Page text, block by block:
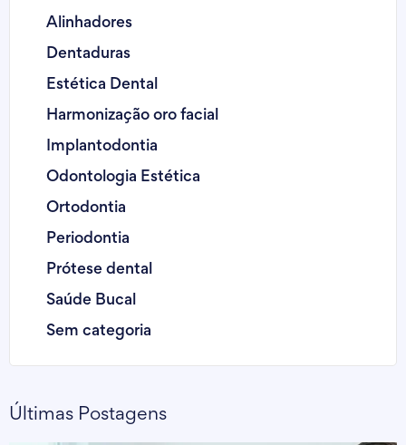
Alinhadores
Dentaduras
Estética Dental
Harmonização oro facial
Implantodontia
Odontologia Estética
Ortodontia
Periodontia
Prótese dental
Saúde Bucal
Sem categoria
Últimas Postagens